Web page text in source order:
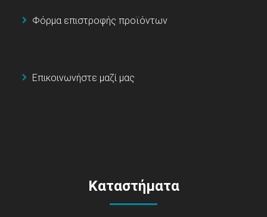
Φόρμα επιστροφής προϊόντων
Επικοινωνήστε μαζί μας
Καταστήματα